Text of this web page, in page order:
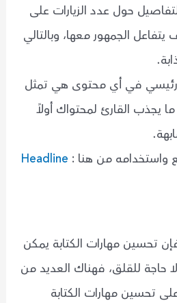
حول عدد الزيارات على
الجمهور معها، وبالتالي
رئيسي في أي محتوى هي تمثل
يجذب القارئ لمحتواك أولاً
واستخدامه من هنا : Headline
تحسين مهارات الكتابة يمكن
حاجة للقلق، فهناك العديد من
تحسين مهارات الكتابة